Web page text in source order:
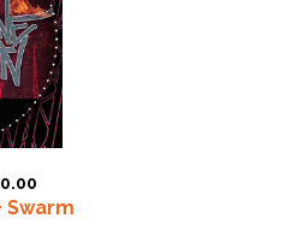
Swarm